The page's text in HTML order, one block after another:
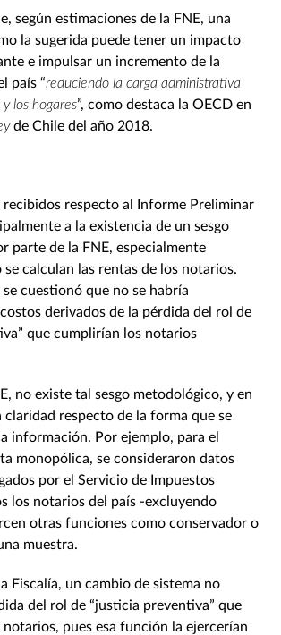
según estimaciones de la FNE, una
la sugerida puede tener un impacto
e impulsar un incremento de la
país “reduciendo la carga administrativa
los hogares”, como destaca la OECD en
de Chile del año 2018.
recibidos respecto al Informe Preliminar
a la existencia de un sesgo
parte de la FNE, especialmente
se calculan las rentas de los notarios.
cuestionó que no se habría
derivados de la pérdida del rol de
que cumplirían los notarios
no existe tal sesgo metodológico, y en
respecto de la forma que se
información. Por ejemplo, para el
monopólica, se consideraron datos
por el Servicio de Impuestos
los notarios del país -excluyendo
otras funciones como conservador o
muestra.
Fiscalía, un cambio de sistema no
del rol de “justicia preventiva” que
pues esa función la ejercerían